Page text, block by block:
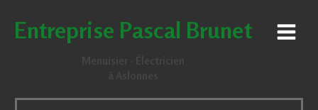
Entreprise Pascal Brunet